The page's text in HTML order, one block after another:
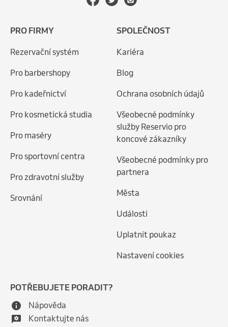
PRO FIRMY
Rezervační systém
Pro barbershopy
Pro kadeřnictví
Pro kosmetická studia
Pro maséry
Pro sportovní centra
Pro zdravotní služby
Srovnání
SPOLEČNOST
Kariéra
Blog
Ochrana osobních údajů
Všeobecné podmínky
služby Reservio pro
koncové zákazníky
Všeobecné podmínky pro
partnera
Města
Události
Uplatnit poukaz
Nastavení cookies
POTŘEBUJETE PORADIT?
Nápověda
Kontaktujte nás